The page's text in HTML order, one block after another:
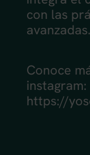
con las
avanzadas.
Conoce
instagram:
https://